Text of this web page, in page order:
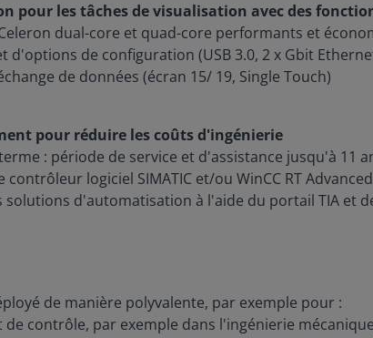
pour les tâches de visualisation avec des
dual-core et quad-core performants et
de configuration (USB 3.0, 2 x Gbit
de données (écran 15/ 19, Single Touch)
pour réduire les coûts d'ingénierie
: période de service et d'assistance jusqu'à 11
logiciel SIMATIC et/ou WinCC RT Advanced
d'automatisation à l'aide du portail TIA et
de manière polyvalente, par exemple pour :
de contrôle, par exemple dans l'ingénierie